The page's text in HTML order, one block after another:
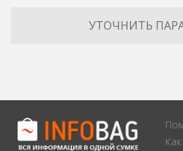
УТОЧНИТЬ